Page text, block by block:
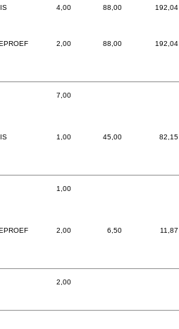
4,00 88,00 192,04
2,00 88,00 192,04
7,00
1,00 45,00 82,15
1,00
2,00 6,50 11,87
2,00